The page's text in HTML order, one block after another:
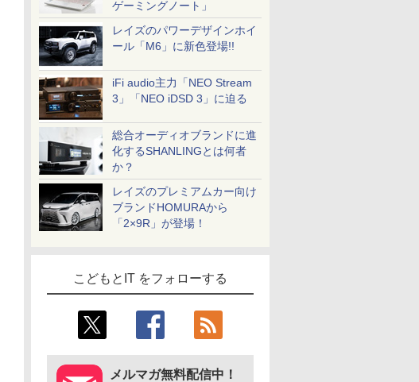
ゲーミングノート」
レイズのパワーデザインホイ
ール「M6」に新色登場!!
iFi audio主力「NEO Stream
3」「NEO iDSD 3」に迫る
総合オーディオブランドに進
化するSHANLINGとは何者
か？
レイズのプレミアムカー向け
ブランドHOMURAから
「2×9R」が登場！
こどもとIT をフォローする
メルマガ無料配信中！